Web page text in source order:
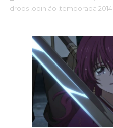
drops ,opinião ,temporada 2014